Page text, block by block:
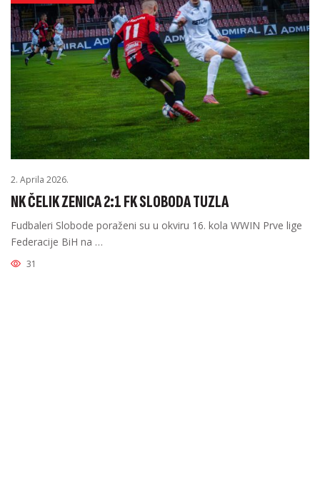
2. Aprila 2026.
NK ČELIK ZENICA 2:1 FK SLOBODA TUZLA
Fudbaleri Slobode poraženi su u okviru 16. kola WWIN Prve lige
Federacije BiH na …
31